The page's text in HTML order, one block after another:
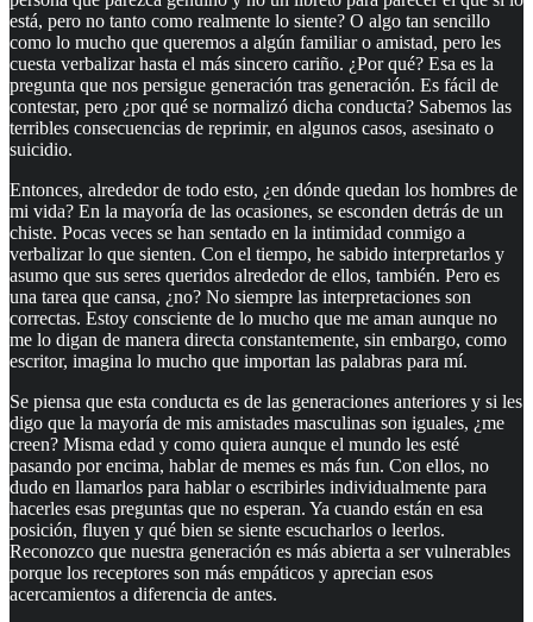
está, pero no tanto como realmente lo siente? O algo tan sencillo
como lo mucho que queremos a algún familiar o amistad, pero les
cuesta verbalizar hasta el más sincero cariño. ¿Por qué? Esa es la
pregunta que nos persigue generación tras generación. Es fácil de
contestar, pero ¿por qué se normalizó dicha conducta? Sabemos las
terribles consecuencias de reprimir, en algunos casos, asesinato o
suicidio.
Entonces, alrededor de todo esto, ¿en dónde quedan los hombres de
mi vida? En la mayoría de las ocasiones, se esconden detrás de un
chiste. Pocas veces se han sentado en la intimidad conmigo a
verbalizar lo que sienten. Con el tiempo, he sabido interpretarlos y
asumo que sus seres queridos alrededor de ellos, también. Pero es
una tarea que cansa, ¿no? No siempre las interpretaciones son
correctas. Estoy consciente de lo mucho que me aman aunque no
me lo digan de manera directa constantemente, sin embargo, como
escritor, imagina lo mucho que importan las palabras para mí.
Se piensa que esta conducta es de las generaciones anteriores y si les
digo que la mayoría de mis amistades masculinas son iguales, ¿me
creen? Misma edad y como quiera aunque el mundo les esté
pasando por encima, hablar de memes es más fun. Con ellos, no
dudo en llamarlos para hablar o escribirles individualmente para
hacerles esas preguntas que no esperan. Ya cuando están en esa
posición, fluyen y qué bien se siente escucharlos o leerlos.
Reconozco que nuestra generación es más abierta a ser vulnerables
porque los receptores son más empáticos y aprecian esos
acercamientos a diferencia de antes.